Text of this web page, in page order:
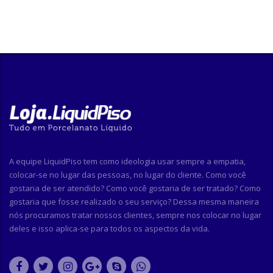
A equipe LiquidPiso tem como ideologia usar sempre a empatia,
colocar-se no lugar das pessoas, no lugar do cliente. Como você
gostaria de ser atendido? Como você gostaria de ser tratado? Como
gostaria que fosse realizado o seu serviço? Dessa mesma maneira
nós procuramos tratar nossos clientes, sempre nos colocar no lugar
deles e isso aplica-se para todos os aspectos da vida.